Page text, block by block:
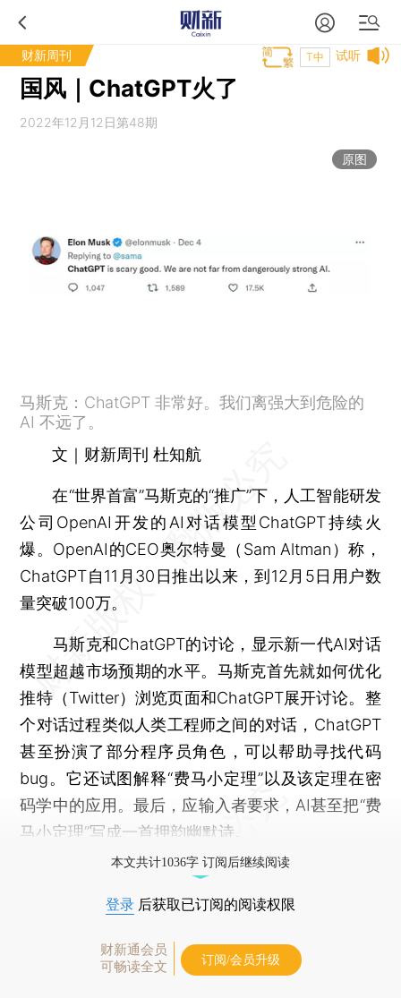
财新周刊 试听
T中
国风｜ChatGPT火了
2022年12月12日第48期
原图
马斯克：ChatGPT 非常好。我们离强大到危险的
AI 不远了。
文｜财新周刊 杜知航
在“世界首富”马斯克的“推广”下，人工智能研发
公司OpenAI开发的AI对话模型ChatGPT持续火
爆。OpenAI的CEO奥尔特曼（Sam Altman）称，
ChatGPT自11月30日推出以来，到12月5日用户数
量突破100万。
马斯克和ChatGPT的讨论，显示新一代AI对话
模型超越市场预期的水平。马斯克首先就如何优化
推特（Twitter）浏览页面和ChatGPT展开讨论。整
个对话过程类似人类工程师之间的对话，ChatGPT
甚至扮演了部分程序员角色，可以帮助寻找代码
bug。它还试图解释“费马小定理”以及该定理在密
码学中的应用。最后，应输入者要求，AI甚至把“费
马小定理”写成一首押韵幽默诗。
本文共计1036字 订阅后继续阅读
登录 后获取已订阅的阅读权限
财新通会员
可畅读全文
订阅/会员升级